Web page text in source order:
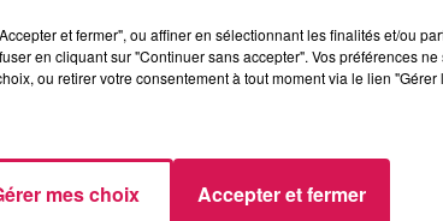
de Sambre, qui repart en campagne, à la
et aux besoins de la population» !
et fermer", ou affiner en sélectionnant les finalités et/ou
en cliquant sur "Continuer sans accepter". Vos préférences
ou retirer votre consentement à tout moment via le lien
mes choix Accepter et fermer